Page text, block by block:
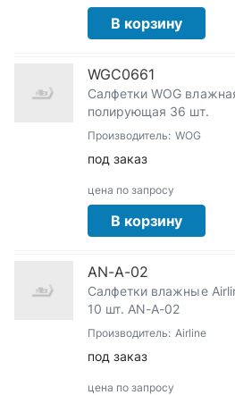
В корзину
WGC0661
Салфетки WOG
полирующая 36 шт.
Производитель: WOG
под заказ
цена по запросу
В корзину
AN-A-02
Салфетки влажные
10 шт. AN-A-02
Производитель: Airline
под заказ
цена по запросу